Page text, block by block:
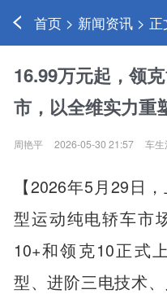
首页 > 新闻资讯 > 正
16.99万元起，领
市，以全维实力重
周艳平 2026-05-30 21:57 车生
【2026年5月29日
型运动纯电轿车市
10+和领克10正式
型、进阶三电技术